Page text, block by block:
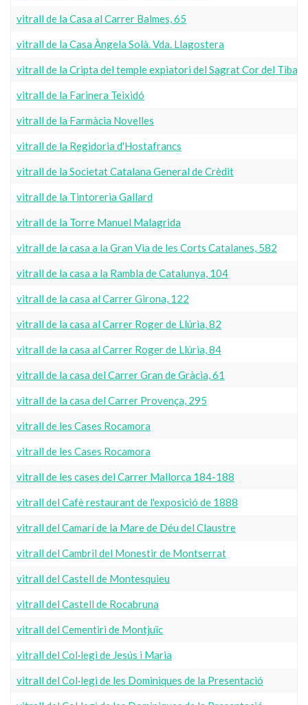
vitrall de la Casa al Carrer Balmes, 65
vitrall de la Casa Àngela Solà. Vda. Llagostera
vitrall de la Cripta del temple expiatori del Sagrat Cor del
vitrall de la Farinera Teixidó
vitrall de la Farmàcia Novelles
vitrall de la Regidoria d'Hostafrancs
vitrall de la Societat Catalana General de Crèdit
vitrall de la Tintoreria Gallard
vitrall de la Torre Manuel Malagrida
vitrall de la casa a la Gran Via de les Corts Catalanes, 582
vitrall de la casa a la Rambla de Catalunya, 104
vitrall de la casa al Carrer Girona, 122
vitrall de la casa al Carrer Roger de Llúria, 82
vitrall de la casa al Carrer Roger de Llúria, 84
vitrall de la casa del Carrer Gran de Gràcia, 61
vitrall de la casa del Carrer Provença, 295
vitrall de les Cases Rocamora
vitrall de les Cases Rocamora
vitrall de les cases del Carrer Mallorca 184-188
vitrall del Cafè restaurant de l'exposició de 1888
vitrall del Camarí de la Mare de Déu del Claustre
vitrall del Cambril del Monestir de Montserrat
vitrall del Castell de Montesquieu
vitrall del Castell de Rocabruna
vitrall del Cementiri de Montjuïc
vitrall del Col·legi de Jesús i Maria
vitrall del Col·legi de les Dominiques de la Presentació